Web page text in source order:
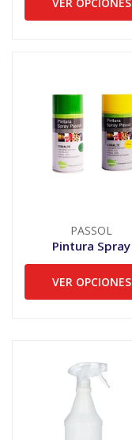
PASSOL
Pintura Spray
VER OPCIONES